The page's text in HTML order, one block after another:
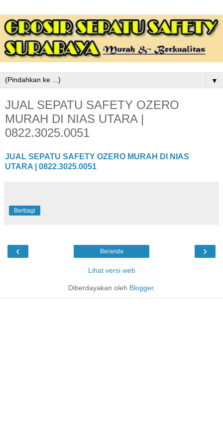
▼
JUAL SEPATU SAFETY OZERO
MURAH DI NIAS UTARA |
0822.3025.0051
JUAL SEPATU SAFETY OZERO MURAH DI NIAS
UTARA | 0822.3025.0051
Berbagi
‹ ›
Beranda
Lihat versi web
Diberdayakan oleh Blogger.